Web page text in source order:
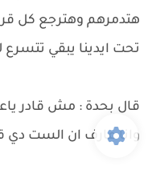
هتدمرهم وهترجع كل
تحت ايدينا يبقي تتسرع
قال بحدة : مش قادر
وانا عارف ان الست دي